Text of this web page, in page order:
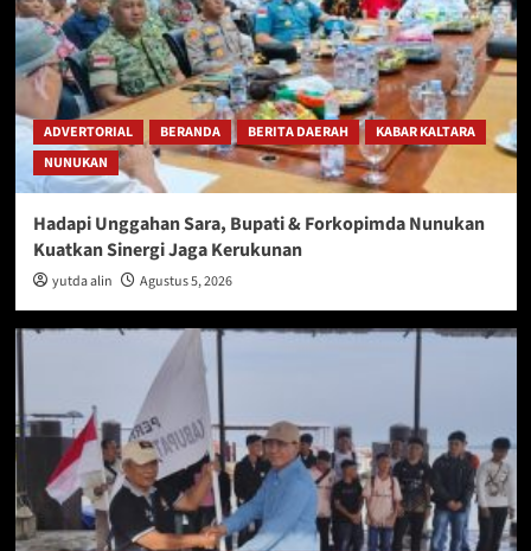
ADVERTORIAL BERANDA BERITA DAERAH
KABAR KALTARA
NUNUKAN
Hadapi Unggahan Sara, Bupati & Forkopimda Nunukan
Kuatkan Sinergi Jaga Kerukunan
yutda alin Agustus 5, 2026